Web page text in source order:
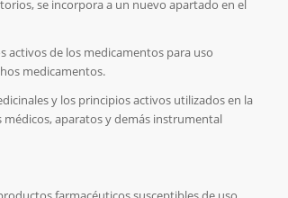
se incorpora a un nuevo apartado en el
activos de los medicamentos para uso
medicamentos.
y los principios activos utilizados en la
aparatos y demás instrumental